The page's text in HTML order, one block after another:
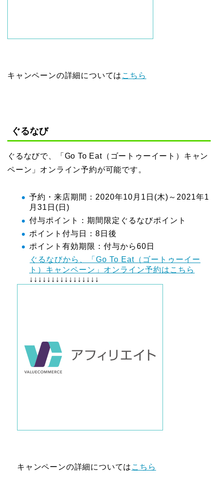
キャンペーンの詳細については こちら
ぐるなび
ぐるなびで、「Go To Eat（ゴートゥーイート）キャン
ペーン」オンライン予約が可能です。
予約・来店期間：2020年10月1日(木)～2021年1
月31日(日)
付与ポイント：期間限定ぐるなびポイント
ポイント付与日：8日後
ポイント有効期限：付与から60日
ぐるなびから、「Go To Eat（ゴートゥーイー
ト）キャンペーン」オンライン予約はこちら
↓↓↓↓↓↓↓↓↓↓↓↓↓↓↓↓
キャンペーンの詳細については こちら